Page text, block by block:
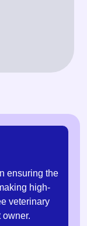
ensuring the
high-
veterinary
owner.